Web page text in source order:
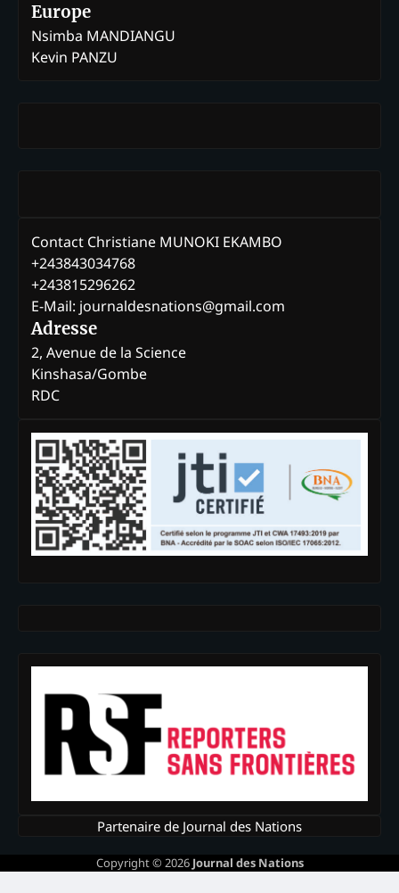
Europe
Nsimba MANDIANGU
Kevin PANZU
Contact Christiane MUNOKI EKAMBO
+243843034768
+243815296262
E-Mail: journaldesnations@gmail.com
Adresse
2, Avenue de la Science
Kinshasa/Gombe
RDC
Partenaire de Journal des Nations
Copyright © 2026 Journal des Nations